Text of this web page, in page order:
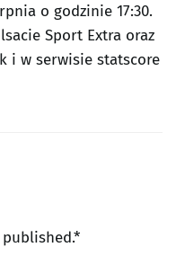
o godzinie 17:30.
Sport Extra oraz
i w serwisie statscore